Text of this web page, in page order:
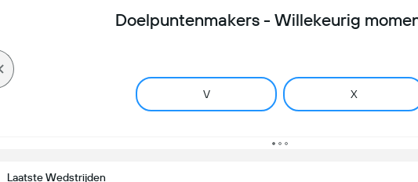
Doelpuntenmakers - Willekeurig
V X
Laatste Wedstrijden